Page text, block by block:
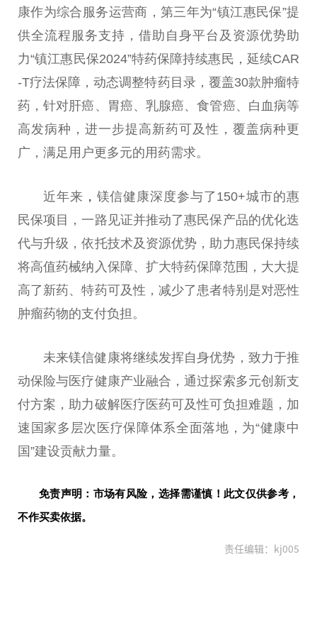
康作为综合服务运营商，第三年为“镇江惠民保”提
供全流程服务支持，借助自身平台 及资源优势助
力“镇江惠民保2024”特药保障持续惠民，延续CAR
-T疗法保障，动态调整特药目录，覆盖30款肿瘤特
药，针对肝癌、胃癌、乳腺癌、食管癌、白血病等
高发病种，进一步提高新药可及性 ，覆盖病种更
广，满足用户更多元的用药需求。
近年来 ， 镁信健康深度参与了150+城市的惠
民保项目， 一路 见证并推动了惠民保产品的优化迭
代与升级，依托技术及资源优势，助力惠民保持续
将高值药械纳入保障、扩大特药保障范围， 大大提
高了新药、特药可及性 ，减少了患者特别是对恶性
肿瘤药物的支付负担。
未来镁信健康将继续发挥自身优势，致力于推
动保险与医疗健康产业融合，通过探索多元创新支
付方案，助力破解医疗医药可及性可负担难题，加
速 国家多层次医疗保障体系全面落地，为“健康中
国”建设贡献力量。
免责声明：市场有风险，选择需谨慎！此文仅供参考，
不作买卖依据。
责任编辑：kj005